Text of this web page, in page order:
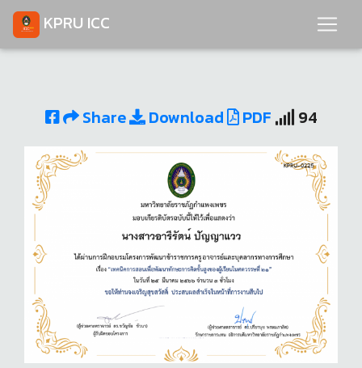
KPRU ICC
Share Download PDF 94